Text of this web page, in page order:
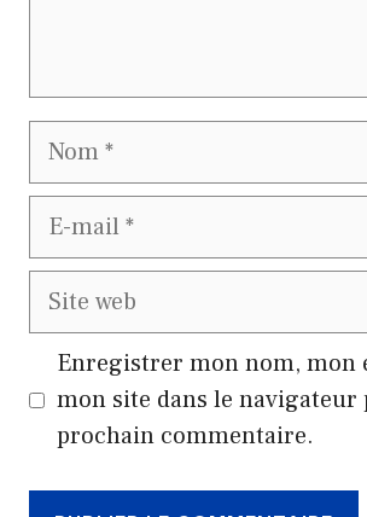
Nom
E-
mail
Site
web
Enregistrer mon nom, mon
mon site dans le
prochain commentaire.